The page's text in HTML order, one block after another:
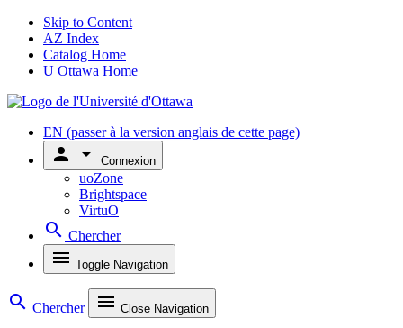
Skip to Content
AZ Index
Catalog Home
U Ottawa Home
EN (passer à la version anglais de cette page)
person arrow_drop_down Connexion
uoZone
Brightspace
VirtuO
search Chercher
menu Toggle Navigation
search Chercher menu Close Navigation